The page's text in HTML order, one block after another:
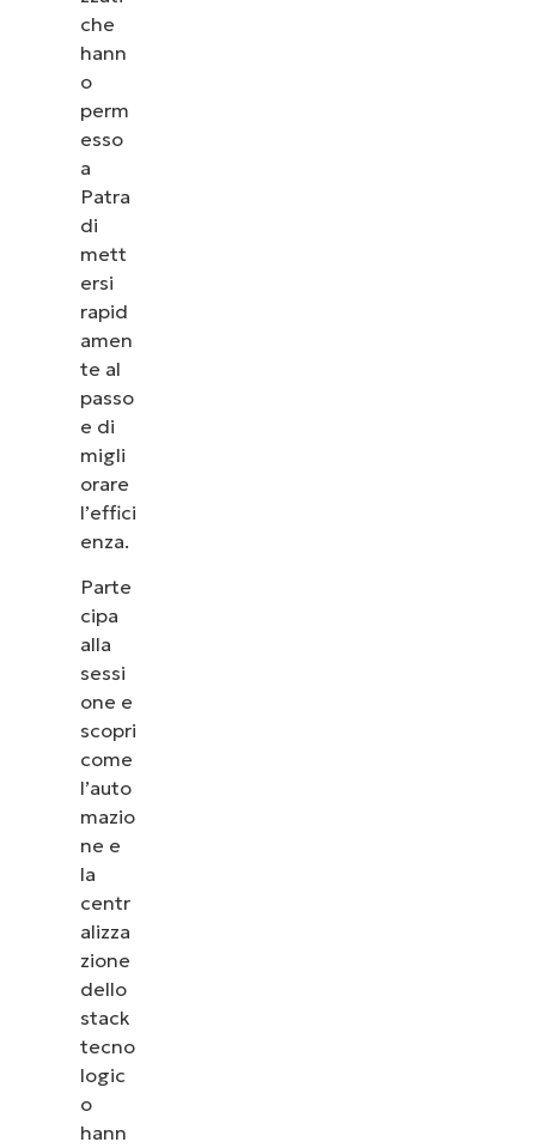
che
hann
o
perm
esso
a
Patra
di
mett
ersi
rapid
amen
te al
passo
e di
migli
orare
l’effici
enza.
Parte
cipa
alla
sessi
one e
scopri
come
l’auto
mazio
ne e
la
centr
alizza
zione
dello
stack
tecno
logic
o
hann